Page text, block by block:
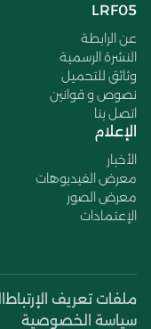
LRF05
عن الرابطة
النشرة الرسمية
وثائق للتحميل
نصوص و قوانين
اتصل بنا
الإعلام
الأخبار
معرض الفيديوهات
معرض الصور
الإعتمادات
ملفات تعريف الإرتباط
سياسة الخصوصية